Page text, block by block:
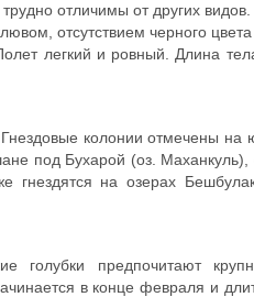
отличимы от других
отсутствием черного
легкий и ровный. Длина
колонии отмечены на
под Бухарой (оз. Маханкуль),
гнездятся на озерах
голубки предпочитают
в конце февраля и